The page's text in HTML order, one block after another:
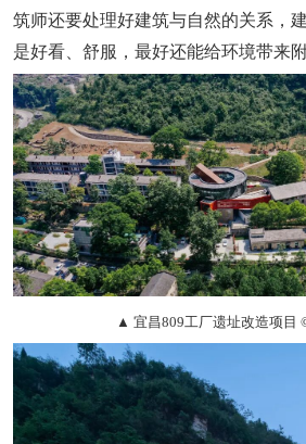
筑师还要处理好建筑与自然的关系，
是好看、舒服，最好还能给环境带来附
▲ 宜昌809工厂遗址改造项目